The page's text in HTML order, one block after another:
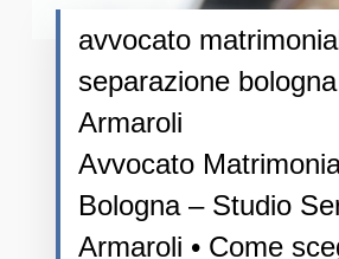
avvocato
separazione
Armaroli
Avvocato
Bologna – Studio
Armaroli • Come